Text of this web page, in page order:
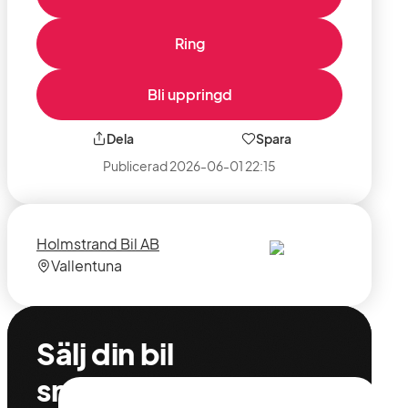
Ring
Bli uppringd
Dela
Spara
Publicerad2026-06-01 22:15
Säljare
Holmstrand Bil AB
Säljarens
plats
Vallentuna
Sälj din bil
snabbt,